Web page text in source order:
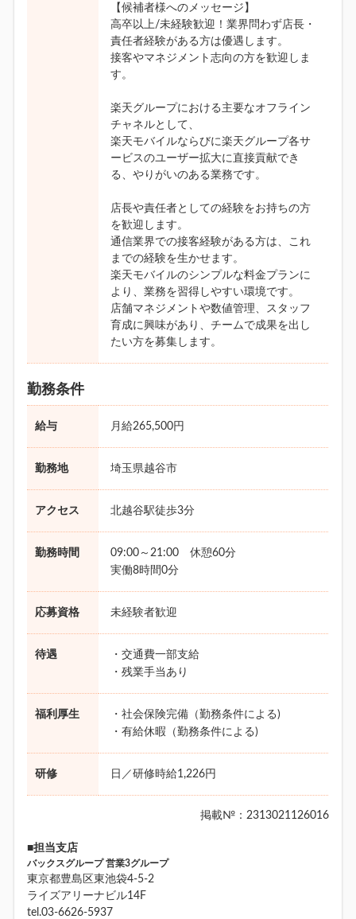
【候補者様へのメッセージ】
高卒以上/未経験歓迎！業界問わず店長・
責任者経験がある方は優遇します。
接客やマネジメント志向の方を歓迎しま
す。
楽天グループにおける主要なオフライン
チャネルとして、
楽天モバイルならびに楽天グループ各サ
ービスのユーザー拡大に直接貢献でき
る、やりがいのある業務です。
店長や責任者としての経験をお持ちの方
を歓迎します。
通信業界での接客経験がある方は、これ
までの経験を生かせます。
楽天モバイルのシンプルな料金プランに
より、業務を習得しやすい環境です。
店舗マネジメントや数値管理、スタッフ
育成に興味があり、チームで成果を出し
たい方を募集します。
勤務条件
給与 月給265,500円
勤務地 埼玉県越谷市
アクセス 北越谷駅徒歩3分
勤務時間
09:00～21:00 休憩60分
実働8時間0分
応募資格 未経験者歓迎
待遇
・交通費一部支給
・残業手当あり
福利厚生
・社会保険完備（勤務条件による)
・有給休暇（勤務条件による)
研修 日／研修時給1,226円
掲載№：2313021126016
■担当支店
バックスグループ 営業3グループ
東京都豊島区東池袋4-5-2
ライズアリーナビル14F
tel.03-6626-5937